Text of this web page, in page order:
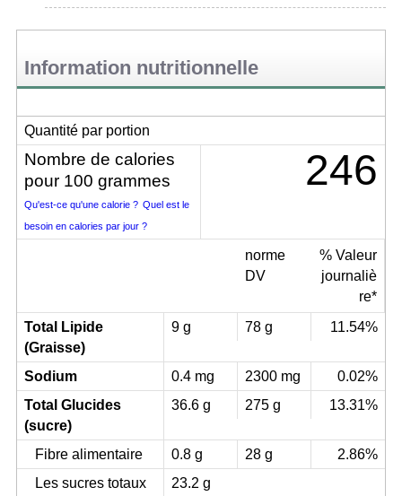
Information nutritionnelle
Quantité par portion
Nombre de calories
pour 100 grammes
Qu'est-ce qu'une calorie ? Quel est le
besoin en calories par jour ?
246
% Valeur
journaliè
re*
norme
DV
Total Lipide
(Graisse)
9 g 78 g 11.54%
Sodium 0.4 mg 2300 mg
0.02%
Total Glucides
(sucre)
36.6 g 275 g 13.31%
Fibre alimentaire 0.8 g 28 g
2.86%
Les sucres totaux
23.2 g